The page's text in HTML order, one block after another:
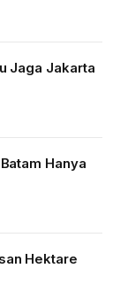
Jaga Jakarta
Hanya
Hektare